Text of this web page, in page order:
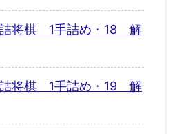
詰将棋 1手詰め・18 解
詰将棋 1手詰め・19 解